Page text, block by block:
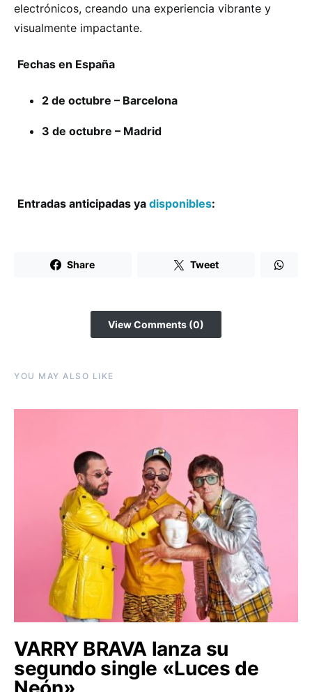
electrónicos, creando una experiencia vibrante y
visualmente impactante.
Fechas en España
2 de octubre – Barcelona
3 de octubre – Madrid
Entradas anticipadas ya disponibles:
Share Tweet
View Comments (0)
YOU MAY ALSO LIKE
VARRY BRAVA lanza su
segundo single «Luces de